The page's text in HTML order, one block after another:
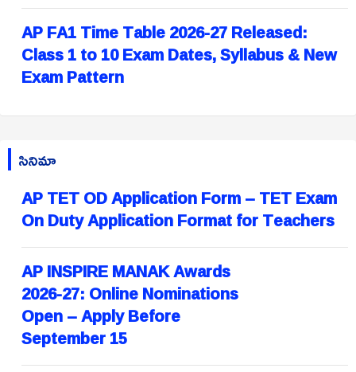
AP FA1 Time Table 2026-27 Released:
Class 1 to 10 Exam Dates, Syllabus & New
Exam Pattern
సినిమా
AP TET OD Application Form – TET Exam
On Duty Application Format for Teachers
AP INSPIRE MANAK Awards
2026-27: Online Nominations
Open – Apply Before
September 15